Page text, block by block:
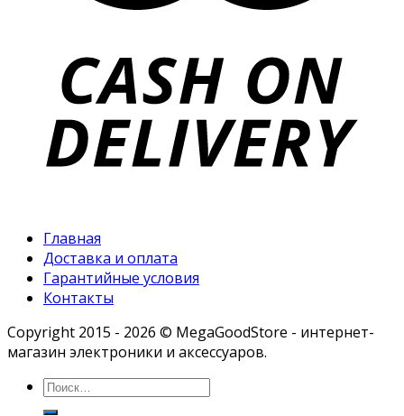
Главная
Доставка и оплата
Гарантийные условия
Контакты
Copyright 2015 - 2026 © MegaGoodStore - интернет-
магазин электроники и аксессуаров.